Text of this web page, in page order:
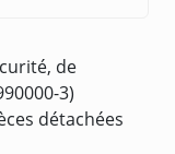
de
3)
détachées